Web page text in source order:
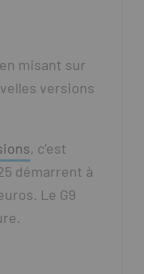
misant sur
versions
, c’est
démarrent à
Le G9